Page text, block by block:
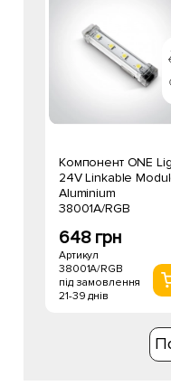
Компонент ONE
24V Linkable
Aluminium
38001A/RGB
648 грн
Артикул
38001A/RGB
під замовлення
21-39 днів